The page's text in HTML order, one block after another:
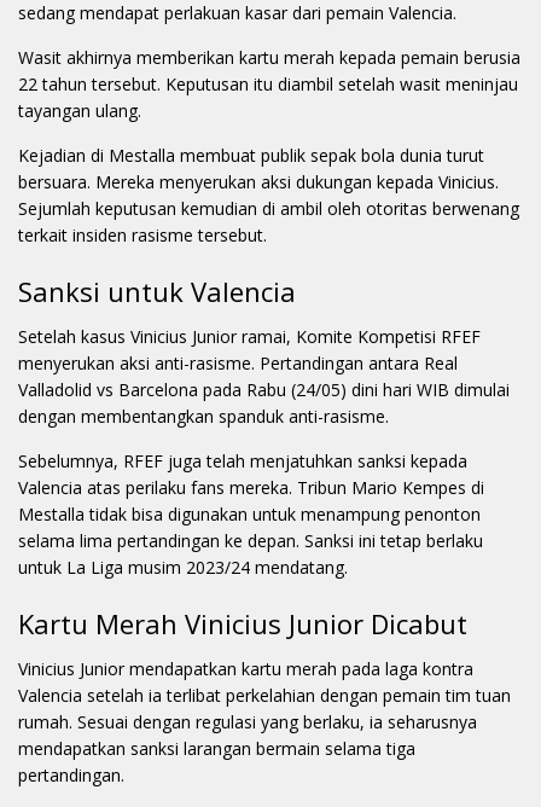
sedang mendapat perlakuan kasar dari pemain Valencia.
Wasit akhirnya memberikan kartu merah kepada pemain berusia
22 tahun tersebut. Keputusan itu diambil setelah wasit meninjau
tayangan ulang.
Kejadian di Mestalla membuat publik sepak bola dunia turut
bersuara. Mereka menyerukan aksi dukungan kepada Vinicius.
Sejumlah keputusan kemudian di ambil oleh otoritas berwenang
terkait insiden rasisme tersebut.
Sanksi untuk Valencia
Setelah kasus Vinicius Junior ramai, Komite Kompetisi RFEF
menyerukan aksi anti-rasisme. Pertandingan antara Real
Valladolid vs Barcelona pada Rabu (24/05) dini hari WIB dimulai
dengan membentangkan spanduk anti-rasisme.
Sebelumnya, RFEF juga telah menjatuhkan sanksi kepada
Valencia atas perilaku fans mereka. Tribun Mario Kempes di
Mestalla tidak bisa digunakan untuk menampung penonton
selama lima pertandingan ke depan. Sanksi ini tetap berlaku
untuk La Liga musim 2023/24 mendatang.
Kartu Merah Vinicius Junior Dicabut
Vinicius Junior mendapatkan kartu merah pada laga kontra
Valencia setelah ia terlibat perkelahian dengan pemain tim tuan
rumah. Sesuai dengan regulasi yang berlaku, ia seharusnya
mendapatkan sanksi larangan bermain selama tiga
pertandingan.